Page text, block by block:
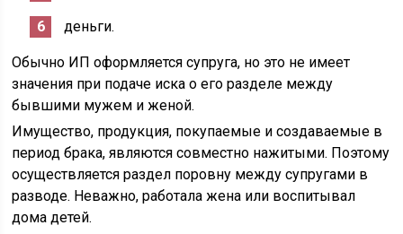
деньги.
Обычно ИП оформляется супруга, но это не имеет
значения при подаче иска о его разделе между
бывшими мужем и женой.
Имущество, продукция, покупаемые и создаваемые в
период брака, являются совместно нажитыми. Поэтому
осуществляется раздел поровну между супругами в
разводе. Неважно, работала жена или воспитывал
дома детей.